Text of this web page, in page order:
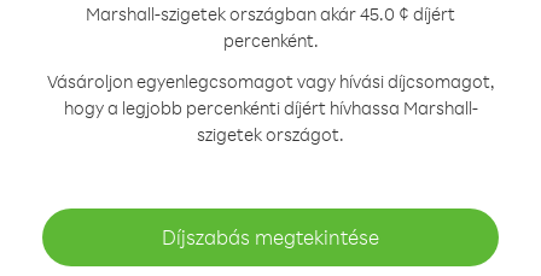
Marshall-szigetek országban akár 45.0 ¢ díjért
percenként.
Vásároljon egyenlegcsomagot vagy hívási díjcsomagot,
hogy a legjobb percenkénti díjért hívhassa Marshall-
szigetek országot.
Díjszabás megtekintése